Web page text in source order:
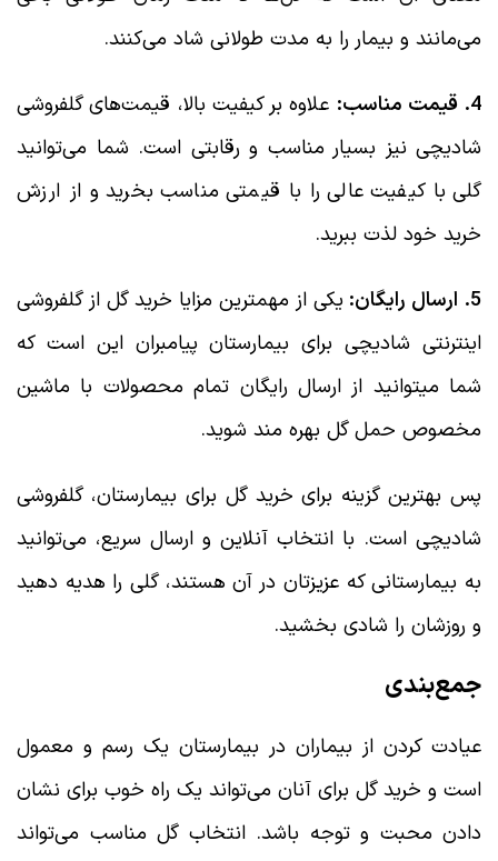
می‌مانند و بیمار را به مدت طولانی شاد می‌کنند.
4. قیمت مناسب:
علاوه بر کیفیت بالا، قیمت‌های گلفروشی
شادیچی نیز بسیار مناسب و رقابتی است. شما می‌توانید
گلی با کیفیت عالی را با قیمتی مناسب بخرید و از ارزش
خرید خود لذت ببرید.
5. ارسال رایگان:
یکی از مهمترین مزایا خرید گل از گلفروشی
اینترنتی شادیچی برای بیمارستان پیامبران این است که
شما میتوانید از ارسال رایگان تمام محصولات با ماشین
مخصوص حمل گل بهره مند شوید.
پس بهترین گزینه برای خرید گل برای بیمارستان، گلفروشی
شادیچی است. با انتخاب آنلاین و ارسال سریع، می‌توانید
به بیمارستانی که عزیزتان در آن هستند، گلی را هدیه دهید
و روزشان را شادی بخشید.
جمع‌بندی
عیادت کردن از بیماران در بیمارستان یک رسم و معمول
است و خرید گل برای آنان می‌تواند یک راه خوب برای نشان
دادن محبت و توجه باشد. انتخاب گل مناسب می‌تواند